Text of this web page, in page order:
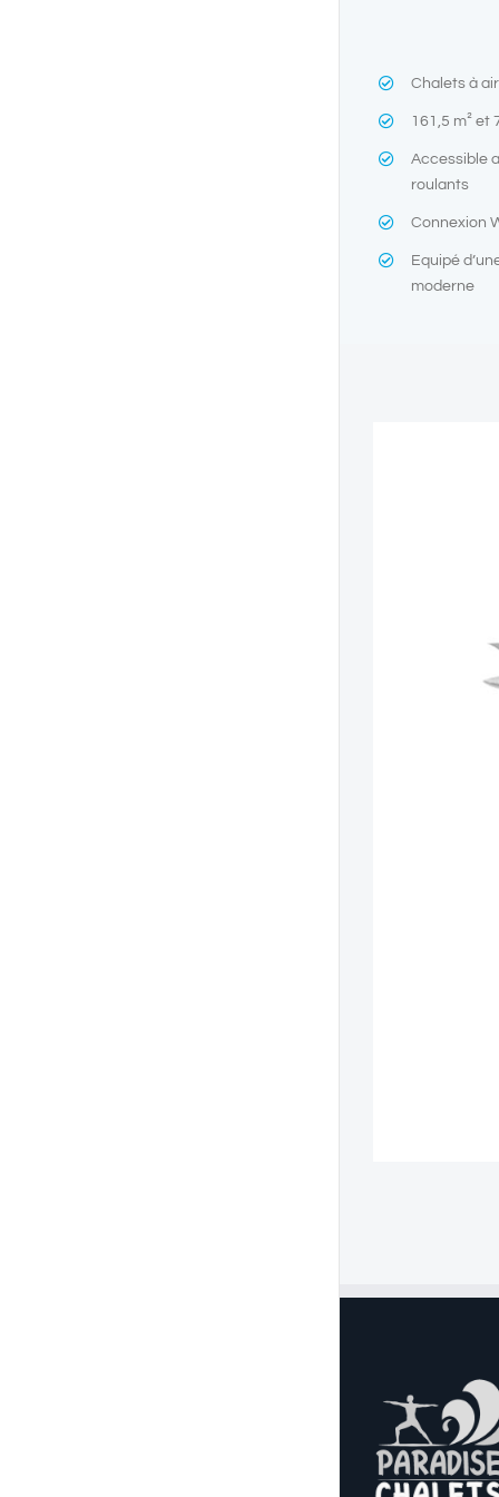
Chalets à
161,5 m² et
Accessible
roulants
Connexion
Equipé
moderne